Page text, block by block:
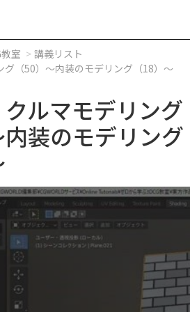
室
講義リスト
グ（50）～内装のモデリング（18）～
ルマモデリング
内装のモデリング